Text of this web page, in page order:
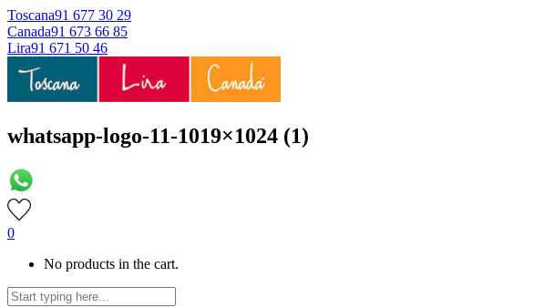
Toscana91 677 30 29
Canada91 673 66 85
Lira91 671 50 46
whatsapp-logo-11-1019×1024 (1)
0
No products in the cart.